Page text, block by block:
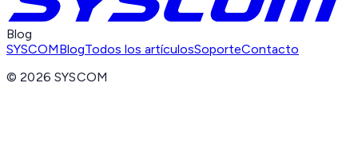
Blog
SYSCOMBlogTodos los artículosSoporteContacto
©2026 SYSCOM